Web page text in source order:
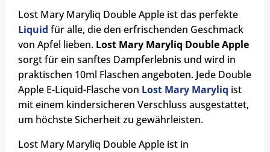
Lost Mary Maryliq Double Apple ist das perfekte
Liquid für alle, die den erfrischenden Geschmack
von Apfel lieben. Lost Mary Maryliq Double Apple
sorgt für ein sanftes Dampferlebnis und wird in
praktischen 10ml Flaschen angeboten. Jede Double
Apple E-Liquid-Flasche von Lost Mary Maryliq ist
mit einem kindersicheren Verschluss ausgestattet,
um höchste Sicherheit zu gewährleisten.
Lost Mary Maryliq Double Apple ist in